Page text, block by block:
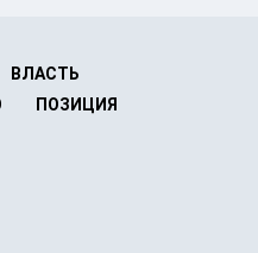
ВЛАСТЬ
ПОЗИЦИЯ